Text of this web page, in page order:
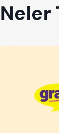
Neler